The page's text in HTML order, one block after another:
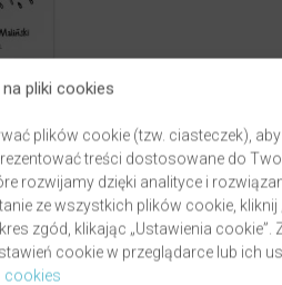
pliki cookies
plików cookie (tzw. ciasteczek), aby
treści dostosowane do
rozwijamy dzięki analityce i
ze wszystkich plików cookie, kliknij
zgód, klikając „Ustawienia cookie”.
cookie w przeglądarce lub ich
cookies
GDYBYM BYŁ INNY,
(KSIĄŻKA)
Maliński MALINA